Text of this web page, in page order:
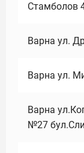
Стамболов
Варна ул.
Варна ул.
Варна
№27